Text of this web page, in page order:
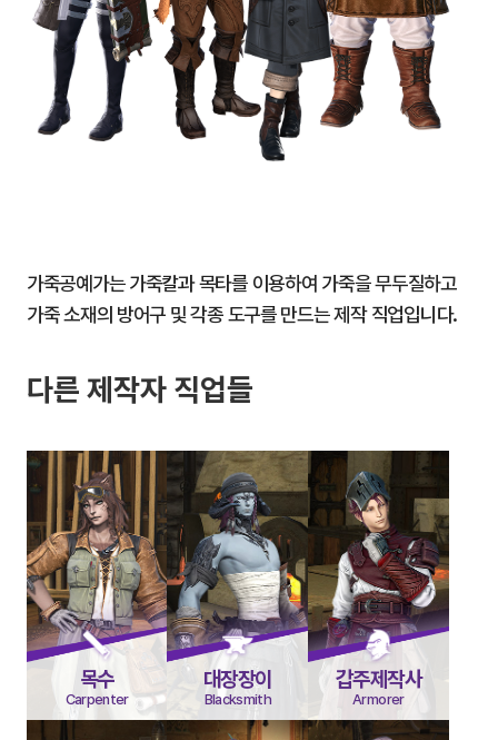
가죽공예가는 가죽칼과 목타를 이용하여 가죽을 무두질하고
가죽 소재의 방어구 및 각종 도구를 만드는 제작 직업입니다.
다른 제작자 직업들
목수
Carpenter
대장장이
Blacksmith
갑주제작사
Armorer